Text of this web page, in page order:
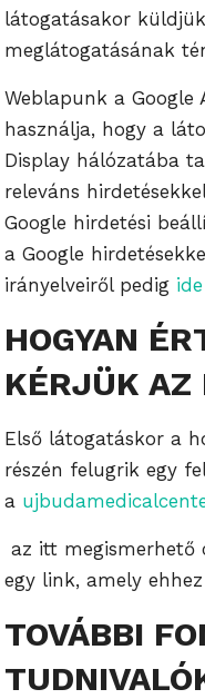
látogatásakor
meglátogatásának
Weblapunk a Google
használja, hogy a
Display hálózatába
releváns
Google hirdetési
a Google
irányelveiről pedig
HOGYAN
KÉRJÜK AZ
Első látogatáskor a
részén felugrik egy
a
az itt megismerhető
egy link, amely
TOVÁBBI